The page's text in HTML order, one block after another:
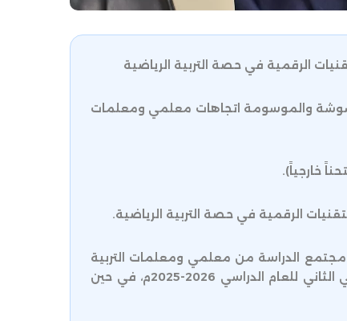
الرقمية في حصة التربية الرياضية
شوشة والموسومة اتجاهات معلمي ومعلمات
خارجياً).
الرقمية في حصة التربية الرياضية.
الدراسة من معلمي ومعلمات التربية
الرياضية في المدارس الفلسطينية في الضفة الغربية والبالغ عددهم (1219) معلماً ومعلمة خلال الفصل الدراسي الثاني للعام الدراسي 2026-2025م، في حين